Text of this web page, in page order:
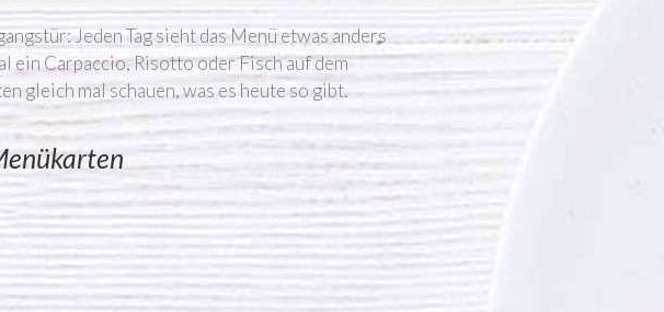
Jeden Tag sieht das Menü etwas anders
ein Carpaccio, Risotto oder Fisch auf dem
gleich mal schauen, was es heute so gibt.